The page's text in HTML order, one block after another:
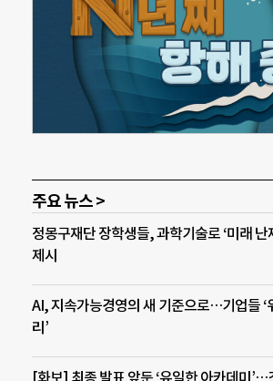
주요 뉴스 >
정몽구재단 장학생들, 과학기술로 ‘미래 난
제시
AI, 지속가능경영의 새 기준으로…기업들 ‘
리’